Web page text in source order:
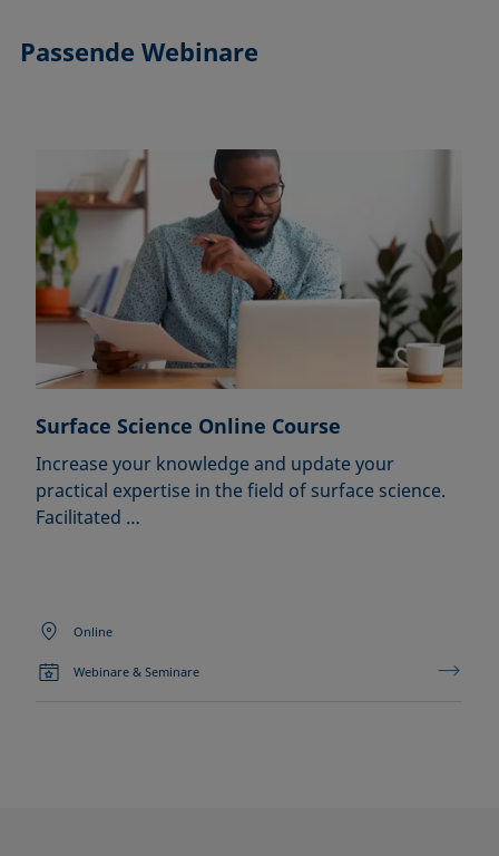
Passende Webinare
Surface Science Online Course
Increase your knowledge and update your
practical expertise in the field of surface science.
Facilitated …
Online
Webinare & Seminare